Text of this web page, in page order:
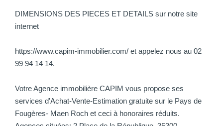
DIMENSIONS DES PIECES ET DETAILS sur notre site
internet
https://www.capim-immobilier.com/ et appelez nous au 02
99 94 14 14.
Votre Agence immobilière CAPIM vous propose ses
services d'Achat-Vente-Estimation gratuite sur le Pays de
Fougères- Maen Roch et ceci à honoraires réduits.